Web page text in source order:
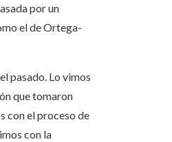
por un
el de Ortega-
pasado. Lo vimos
que tomaron
con el proceso de
con la